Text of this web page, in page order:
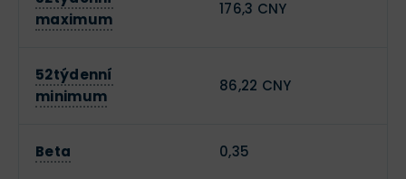
maximum
176,3 CNY
52týdenní
minimum
86,22 CNY
Beta 0,35